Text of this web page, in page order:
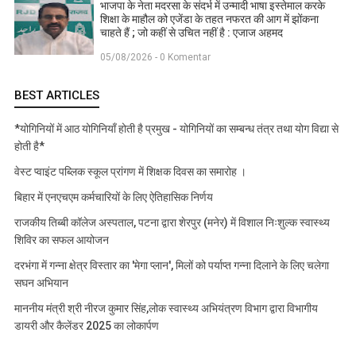
भाजपा के नेता मदरसा के संदर्भ में उन्मादी भाषा इस्तेमाल करके
शिक्षा के माहौल को एजेंडा के तहत नफरत की आग में झोंकना
चाहते हैं ; जो कहीं से उचित नहीं है : एजाज अहमद
05/08/2026 - 0 Komentar
BEST ARTICLES
*योगिनियों में आठ योगिनियाँ होती है प्रमुख - योगिनियों का सम्बन्ध तंत्र तथा योग विद्या से
होती है*
वेस्ट प्वाइंट पब्लिक स्कूल प्रांगण में शिक्षक दिवस का समारोह ।
बिहार में एनएचएम कर्मचारियों के लिए ऐतिहासिक निर्णय
राजकीय तिब्बी कॉलेज अस्पताल, पटना द्वारा शेरपुर (मनेर) में विशाल निःशुल्क स्वास्थ्य
शिविर का सफल आयोजन
दरभंगा में गन्ना क्षेत्र विस्तार का 'मेगा प्लान', मिलों को पर्याप्त गन्ना दिलाने के लिए चलेगा
सघन अभियान
माननीय मंत्री श्री नीरज कुमार सिंह,लोक स्वास्थ्य अभियंत्रण विभाग द्वारा विभागीय
डायरी और कैलेंडर 2025 का लोकार्पण